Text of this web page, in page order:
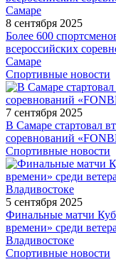
8 сентября 2025
Более 600
всероссийских
Самаре
Спортивные новости
7 сентября 2025
В Самаре стартовал
соревнований
Спортивные новости
5 сентября 2025
Финальные матчи
времени» среди
Владивостоке
Спортивные новости